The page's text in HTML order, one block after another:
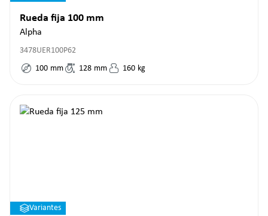
Rueda fija 100 mm
Alpha
3478UER100P62
100 mm 128 mm 160 kg
Variantes